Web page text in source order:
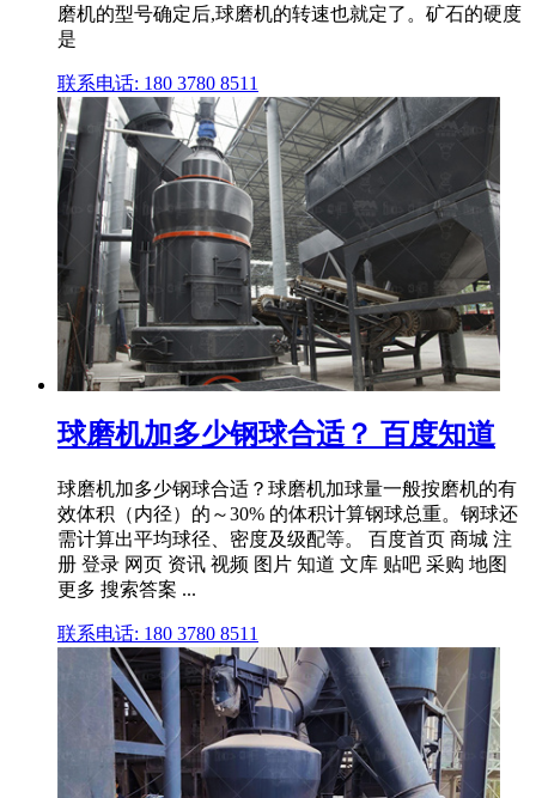
磨机的型号确定后,球磨机的转速也就定了。矿石的硬度
是
联系电话: 180 3780 8511
球磨机加多少钢球合适？ 百度知道
球磨机加多少钢球合适？球磨机加球量一般按磨机的有
效体积（内径）的～30% 的体积计算钢球总重。钢球还
需计算出平均球径、密度及级配等。 百度首页 商城 注
册 登录 网页 资讯 视频 图片 知道 文库 贴吧 采购 地图
更多 搜索答案 ...
联系电话: 180 3780 8511